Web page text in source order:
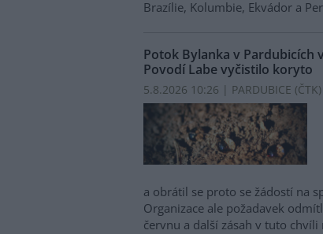
Brazílie, Kolumbie, Ekvádor a
Potok Bylanka v Pardubicích
Povodí Labe vyčistilo koryto
5.8.2026 10:26 | PARDUBICE (ČTK)
a obrátil se proto se žádostí na
Organizace ale požadavek
červnu a další zásah v tuto chvíli